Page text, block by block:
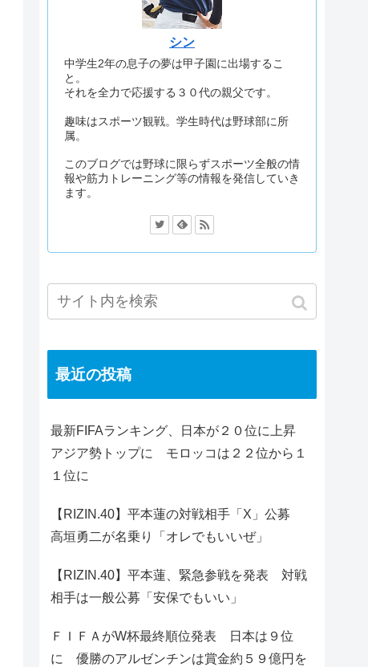
シン
中学生2年の息子の夢は甲子園に出場するこ
と。
それを全力で応援する３０代の親父です。
趣味はスポーツ観戦。学生時代は野球部に所
属。
このブログでは野球に限らずスポーツ全般の情
報や筋力トレーニング等の情報を発信していき
ます。
最近の投稿
最新FIFAランキング、日本が２０位に上昇
アジア勢トップに モロッコは２２位から１
１位に
【RIZIN.40】平本蓮の対戦相手「X」公募
高垣勇二が名乗り「オレでもいいぜ」
【RIZIN.40】平本蓮、緊急参戦を発表 対戦
相手は一般公募「安保でもいい」
ＦＩＦＡがW杯最終順位発表 日本は９位
に 優勝のアルゼンチンは賞金約５９億円を